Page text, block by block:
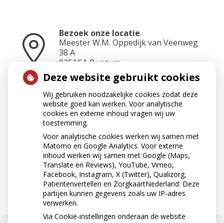
Bezoek onze locatie
Meester W.M. Oppedijk van Veenweg
38 A
9251GA Burgum
Neem contact op
0511-462500
Stuur ons een e-mail
apotheekburgum@ezorg.nl
Deze website gebruikt cookies
Wij gebruiken noodzakelijke cookies zodat deze
website goed kan werken. Voor analytische
cookies en externe inhoud vragen wij uw
toestemming.
Voor analytische cookies werken wij samen met
Matomo en Google Analytics. Voor externe
inhoud werken wij samen met Google (Maps,
Translate en Reviews), YouTube, Vimeo,
Facebook, Instagram, X (Twitter), Qualizorg,
Patiëntenvertellen en ZorgkaartNederland. Deze
partijen kunnen gegevens zoals uw IP-adres
verwerken.
Via Cookie-instellingen onderaan de website